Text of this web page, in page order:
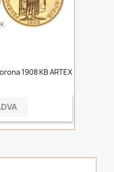
1908 KB ARTEX